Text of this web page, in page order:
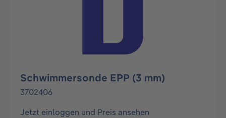
Schwimmersonde EPP (3 mm)
3702406
Jetzt einloggen und Preis ansehen